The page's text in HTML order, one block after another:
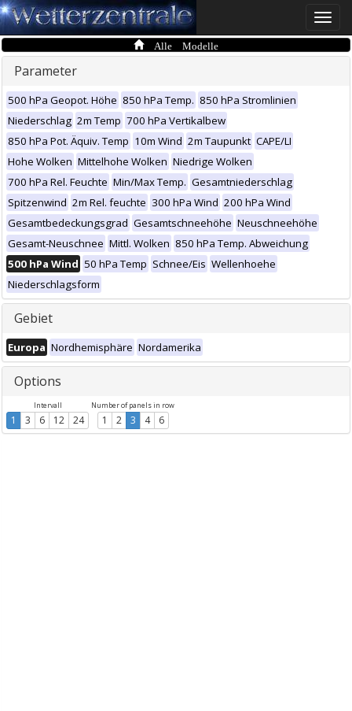
Toggle
Alle Modelle
Parameter
500 hPa Geopot. Höhe 850 hPa Temp. 850 hPa Stromlinien
Niederschlag 2m Temp 700 hPa Vertikalbew
850 hPa Pot. Äquiv. Temp 10m Wind 2m Taupunkt CAPE/LI
Hohe Wolken Mittelhohe Wolken Niedrige Wolken
700 hPa Rel. Feuchte Min/Max Temp. Gesamtniederschlag
Spitzenwind 2m Rel. feuchte 300 hPa Wind 200 hPa Wind
Gesamtbedeckungsgrad Gesamtschneehöhe Neuschneehöhe
Gesamt-Neuschnee Mittl. Wolken 850 hPa Temp. Abweichung
500 hPa Wind 50 hPa Temp Schnee/Eis Wellenhoehe
Niederschlagsform
Gebiet
Europa Nordhemisphäre Nordamerika
Options
Intervall
1 3 6 12 24
Number of panels in row
1 2 3 4 6